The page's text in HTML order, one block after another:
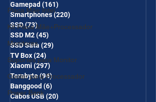
Placa Mãe Intel
Kit Placa Mãe+Processador
Monitores
Suportes para Monitor
Cooler para Processador
Power Bank
Gamepad (161)
Smartphones(220)
SSD(73)73 posts
SSD M2(45)
SSD Sata (29)
TV Box(24) 24 posts
Xiaomi (297)
Terabyte(94)94 posts
Banggood (6)
Cabos USB(20)